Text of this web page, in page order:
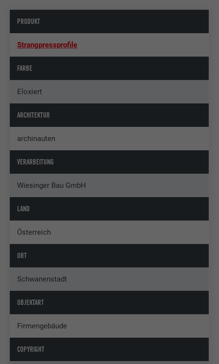
PRODUKT
Strangpressprofile
FARBE
Eloxiert
ARCHITEKTUR
archinauten
VERARBEITUNG
Wiesinger Bau GmbH
LAND
Österreich
ORT
Schwanenstadt
OBJEKTART
Firmengebäude
COPYRIGHT